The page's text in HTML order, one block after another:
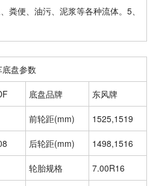
粪便、油污、泥浆等各种流体。5、
盘参数
底盘品牌 东风牌
前轮距(mm) 1525,1519
后轮距(mm) 1498,1516
轮胎规格 7.00R16